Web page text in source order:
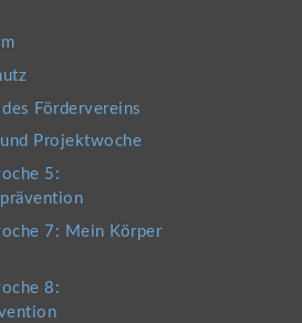
Fördervereins
und Projektwoche
5:
7: Mein Körper
8: